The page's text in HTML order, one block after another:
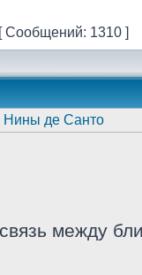
[ Сообщений: 1310 ]
Нины де Санто
между